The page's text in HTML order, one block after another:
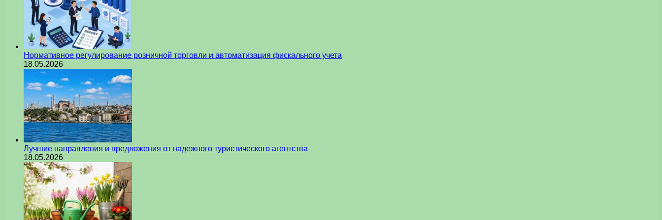
Нормативное регулирование розничной торговли и автоматизация фискального учета
18.05.2026
Лучшие направления и предложения от надежного туристического агентства
18.05.2026